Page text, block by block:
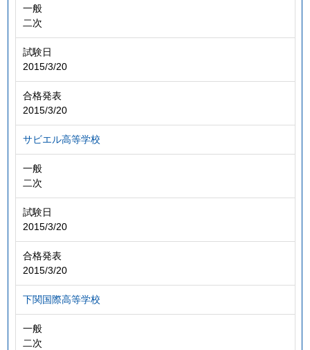
一般
二次
試験日
2015/3/20
合格発表
2015/3/20
サビエル高等学校
一般
二次
試験日
2015/3/20
合格発表
2015/3/20
下関国際高等学校
一般
二次